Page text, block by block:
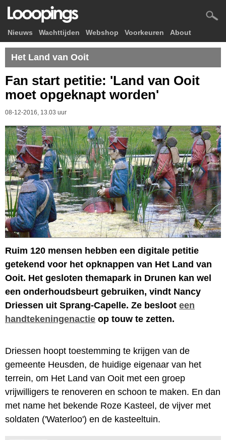
Nieuws Wachttijden Webshop Voorkeuren About
Het Land van Ooit
Fan start petitie: 'Land van Ooit
moet opgeknapt worden'
08-12-2016, 13.03 uur
Ruim 120 mensen hebben een digitale petitie
getekend voor het opknappen van Het Land van
Ooit. Het gesloten themapark in Drunen kan wel
een onderhoudsbeurt gebruiken, vindt Nancy
Driessen uit Sprang-Capelle. Ze besloot een
handtekeningenactie op touw te zetten.
Driessen hoopt toestemming te krijgen van de
gemeente Heusden, de huidige eigenaar van het
terrein, om Het Land van Ooit met een groep
vrijwilligers te renoveren en schoon te maken. En dan
met name het bekende Roze Kasteel, de vijver met
soldaten ('Waterloo') en de kasteeltuin.